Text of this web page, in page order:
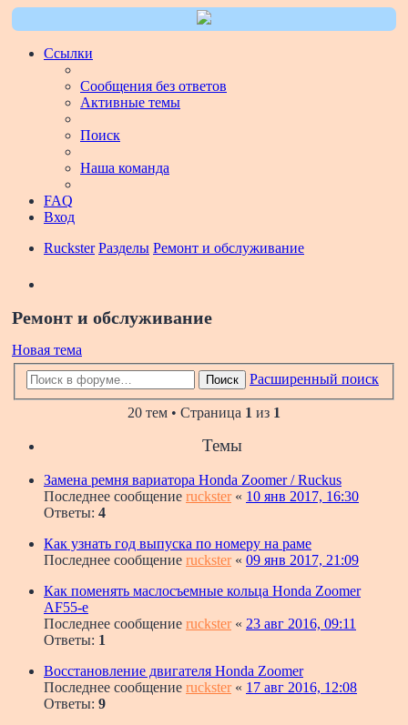
Ссылки
Сообщения без ответов
Активные темы
Поиск
Наша команда
FAQ
Вход
Ruckster Разделы Ремонт и обслуживание
Ремонт и обслуживание
Новая тема
Поиск Расширенный поиск
20 тем • Страница 1 из 1
Темы
Замена ремня вариатора Honda Zoomer / Ruckus
Последнее сообщение ruckster« 10 янв 2017, 16:30
Ответы: 4
Как узнать год выпуска по номеру на раме
Последнее сообщение ruckster« 09 янв 2017, 21:09
Как поменять маслосъемные кольца Honda Zoomer
AF55-e
Последнее сообщение ruckster« 23 авг 2016, 09:11
Ответы: 1
Восстановление двигателя Honda Zoomer
Последнее сообщение ruckster« 17 авг 2016, 12:08
Ответы: 9